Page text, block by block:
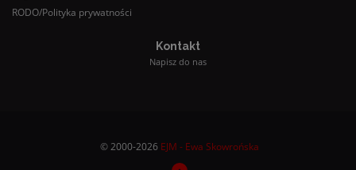
RODO/Polityka prywatności
Kontakt
Napisz do nas
© 2000-2026 EJM - Ewa Skowrońska